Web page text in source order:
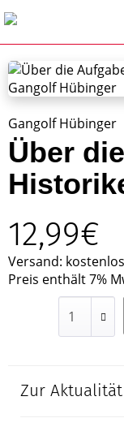
Gangolf Hübinger
Über
12,99€
Versand: kostenlos
Preis enthält 7%
Zur